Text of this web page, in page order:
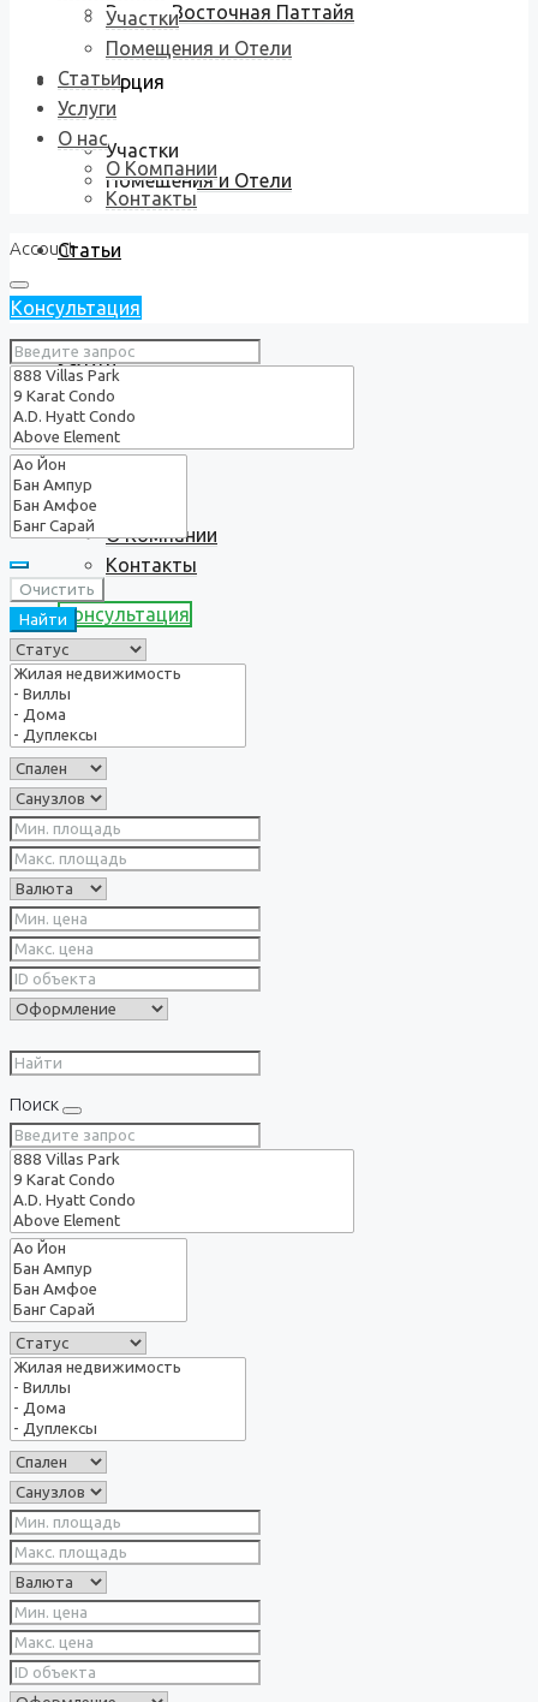
Виллы Восточная Паттайя
Коммерция
Участки
Помещения и Отели
Статьи
Услуги
О нас
О Компании
Контакты
Консультация
Участки
Помещения и Отели
Статьи
Услуги
О нас
О Компании
Контакты
Account
Консультация
Очистить
Найти
Поиск